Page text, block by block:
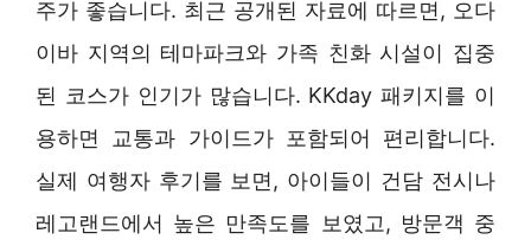
주가 좋습니다. 최근 공개된 자료에 따르면, 오다
이바 지역의 테마파크와 가족 친화 시설이 집중
된 코스가 인기가 많습니다. KKday 패키지를 이
용하면 교통과 가이드가 포함되어 편리합니다.
실제 여행자 후기를 보면, 아이들이 건담 전시나
레고랜드에서 높은 만족도를 보였고, 방문객 중